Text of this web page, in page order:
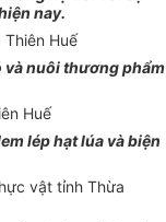
nay.
Huế
và nuôi thương phẩm
Huế
lép hạt lúa và biện
vật tỉnh Thừa